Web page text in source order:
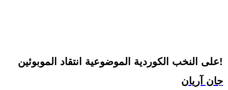
على النخب الكوردية الموضوعية انتقاد الموبوئين!
جان آريان